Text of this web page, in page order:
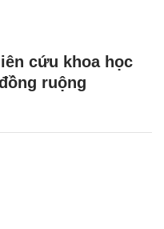
cứu khoa học
ruộng